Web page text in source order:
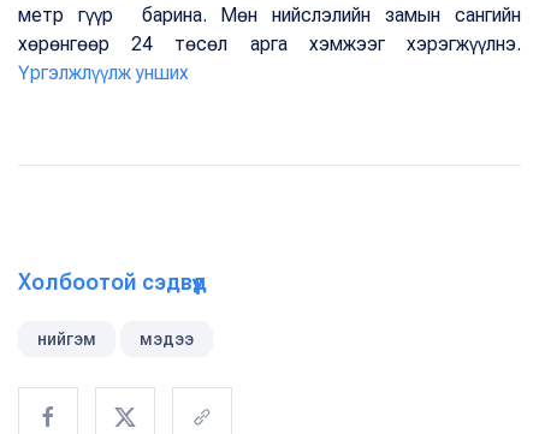
метр гүүр барина. Мөн нийслэлийн замын сангийн
хөрөнгөөр 24 төсөл арга хэмжээг хэрэгжүүлнэ.
Үргэлжлүүлж унших
Холбоотой сэдвүүд
нийгэм мэдээ